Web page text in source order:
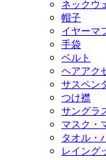
ネックウ
帽子
イヤーマ
手袋
ベルト
ヘアアク
サスペン
つけ襟
サングラ
マスク・
タオル・
レイング